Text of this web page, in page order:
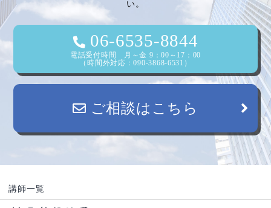
い。
06-6535-8844
電話受付時間 月～金 9：00～17：00
（時間外対応：090-3868-6531）
ご相談はこちら
講師一覧